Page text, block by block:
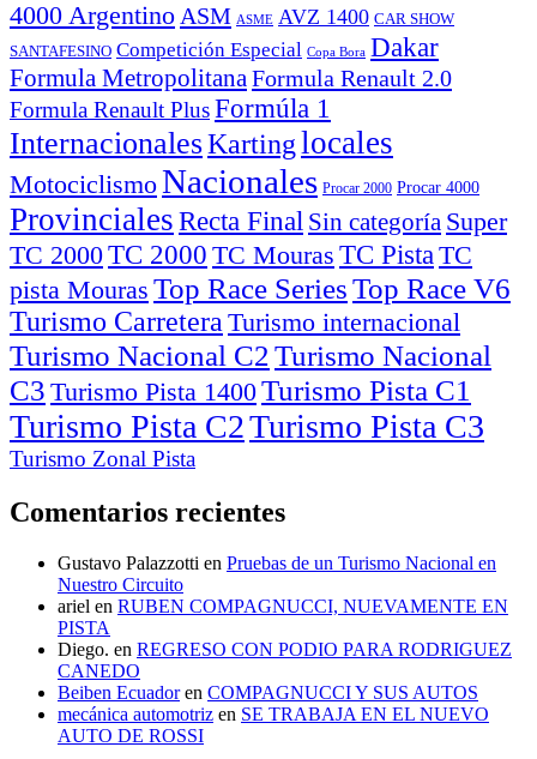
4000 Argentino ASM ASME AVZ 1400 CAR SHOW
SANTAFESINO Competición Especial Copa Bora Dakar
Formula MetropolitanaFormula Renault 2.0
Formula Renault PlusFormúla 1
InternacionalesKartinglocales
MotociclismoNacionales Procar 2000 Procar 4000
Provinciales Recta Final Sin categoría Super
TC 2000TC 2000 TC Mouras TC Pista TC
pista Mouras Top Race Series
Turismo Carretera Turismo internacional
Turismo Nacional C2Turismo Nacional
C3 Turismo Pista 1400Turismo Pista C1
Turismo Pista C2Turismo Pista C3
Turismo Zonal Pista
Comentarios recientes
Gustavo Palazzotti en Pruebas de un Turismo Nacional en
Nuestro Circuito
ariel en RUBEN COMPAGNUCCI, NUEVAMENTE EN
PISTA
Diego. en REGRESO CON PODIO PARA RODRIGUEZ
CANEDO
Beiben Ecuadoren COMPAGNUCCI Y SUS AUTOS
mecánica automotriz en SE TRABAJA EN EL NUEVO
AUTO DE ROSSI